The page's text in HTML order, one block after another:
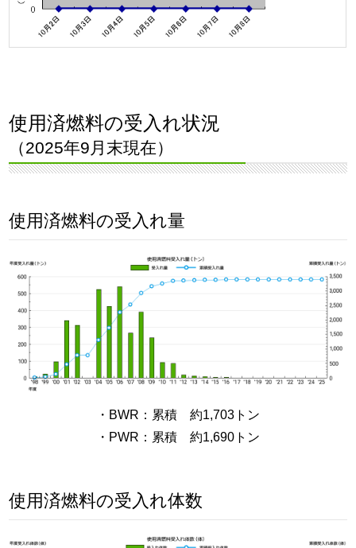
使用済燃料の受入れ状況
（2025年9月末現在）
使用済燃料の受入れ量
・BWR：累積 約1,703トン
・PWR：累積 約1,690トン
使用済燃料の受入れ体数